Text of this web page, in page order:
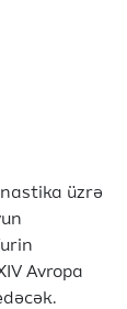
üzrə
Avropa